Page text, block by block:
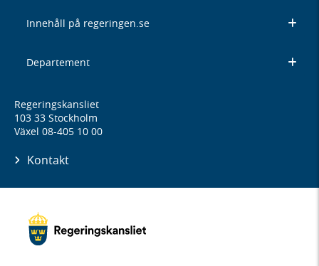
Innehåll på regeringen.se
Departement
Regeringskansliet
103 33 Stockholm
Växel 08-405 10 00
Kontakt